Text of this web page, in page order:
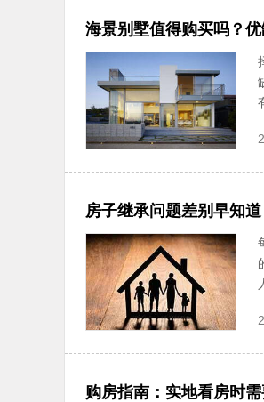
海景别墅值得购买吗？
房子继承问题差别早知道
购房指南：实地看房时